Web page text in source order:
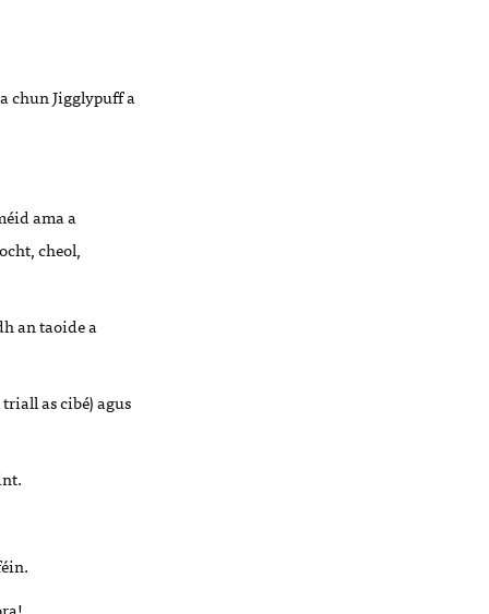
chun Jigglypuff a
ama a
cheol,
an taoide a
as cibé) agus